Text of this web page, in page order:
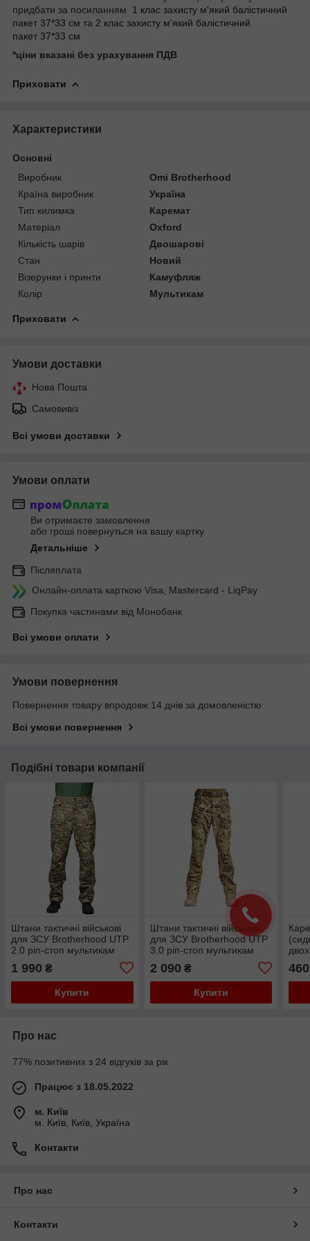
придбати за посиланням 1 клас захисту м'який балістичний
пакет 37*33 см та 2 клас захисту м'який балістичний
пакет 37*33 см
*ціни вказані без урахування ПДВ
Приховати
Характеристики
Основні
Виробник
Omi Brotherhood
Країна виробник
Україна
Тип килимка
Каремат
Матеріал
Oxford
Кількість шарів
Двошарові
Стан
Новий
Візерунки і принти
Камуфляж
Колір
Мультикам
Приховати
Умови доставки
Нова Пошта
Самовивіз
Всі умови доставки
Умови оплати
Ви отримаєте замовлення
або гроші повернуться на вашу картку
Детальніше
Післяплата
Онлайн-оплата карткою Visa, Mastercard - LiqPay
Покупка частинами від Монобанк
Всі умови оплати
Умови повернення
Повернення товару впродовж 14 днів за домовленістю
Всі умови повернення
Подібні товари компанії
Штани тактичні військові
для ЗСУ Brotherhood UTP
2.0 ріп-стоп мультикам
1 990 ₴
Купити
Штани тактичні військові
для ЗСУ Brotherhood UTP
3.0 ріп-стоп мультикам
2 090 ₴
Купити
460
Про нас
77% позитивних з 24 відгуків за рік
Працює з 18.05.2022
м. Київ
м. Київ, Київ, Україна
Контакти
Про нас
Контакти